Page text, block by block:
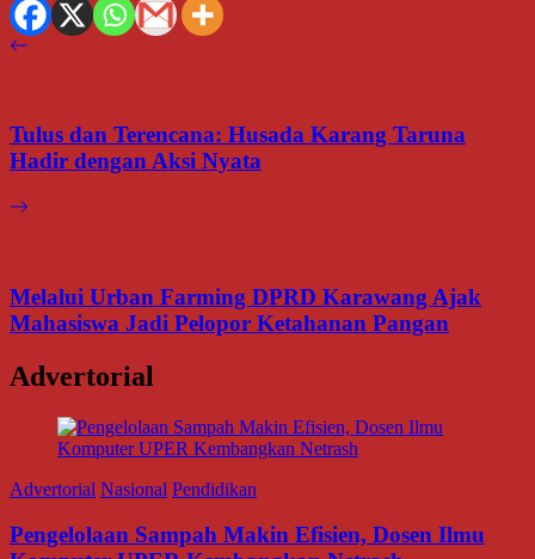
Tulus dan Terencana: Husada Karang Taruna
Hadir dengan Aksi Nyata
Melalui Urban Farming DPRD Karawang Ajak
Mahasiswa Jadi Pelopor Ketahanan Pangan
Advertorial
Advertorial Nasional Pendidikan
Pengelolaan Sampah Makin Efisien, Dosen Ilmu